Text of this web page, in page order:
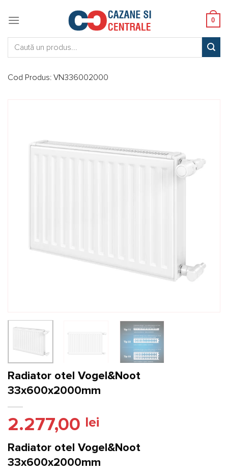
0
Cod Produs: VN336002000
Radiator otel Vogel&Noot
33x600x2000mm
2.277,00 lei
Radiator otel Vogel&Noot
33x600x2000mm